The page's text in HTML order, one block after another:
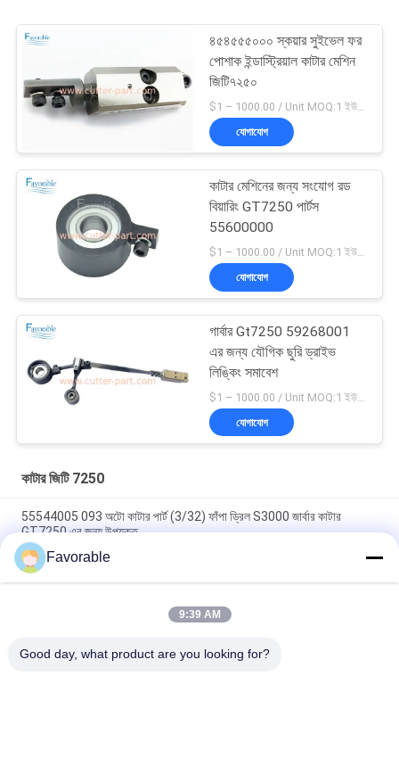
৪৫৪৫৫৫০০০ স্কয়ার সুইভেল ফর
পোশাক ইন্ডাস্ট্রিয়াল কাটার মেশিন
জিটি৭২৫০
$1 – 1000.00 / Unit MOQ:1 ইউনিট/ইউনিট অবহেলিত
যোগাযোগ
কাটার মেশিনের জন্য সংযোগ রড
বিয়ারিং GT7250 পার্টস
55600000
যোগাযোগ
গার্বার Gt7250 59268001
এর জন্য যৌগিক ছুরি ড্রাইভ
লিঙ্কিং সমাবেশ
যোগাযোগ
কাটার জিটি 7250
55544005 093 অটো কাটার পার্ট (3/32) ফাঁপা ড্রিল S3000 জার্বার কাটার
GT7250 এর জন্য উপযুক্ত
ব্লু গারবার কাটার জিটি৭২৫০ টমসন লেয়ার # এসএসই-এম২০-০পিএন-ডব্লিউডব্লিউ
১৫৩৫০০৫৫৭
465500367 হেক্স নিপল ব্রাস এফটিজি ওয়েদারহেড 3325X2 গারবার কাটার জন্য
Favorable
9:39 AM
Good day, what product are you looking for?